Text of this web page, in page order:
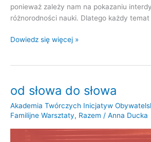
ponieważ zależy nam na pokazaniu
różnorodności nauki. Dlatego każdy temat
Dowiedz się więcej »
od słowa do słowa
Akademia Twórczych Inicjatyw
Familijne Warsztaty, Razem / Anna Ducka
od
do